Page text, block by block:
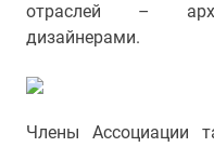
отраслей –
дизайнерами.
Члены Ассоциации